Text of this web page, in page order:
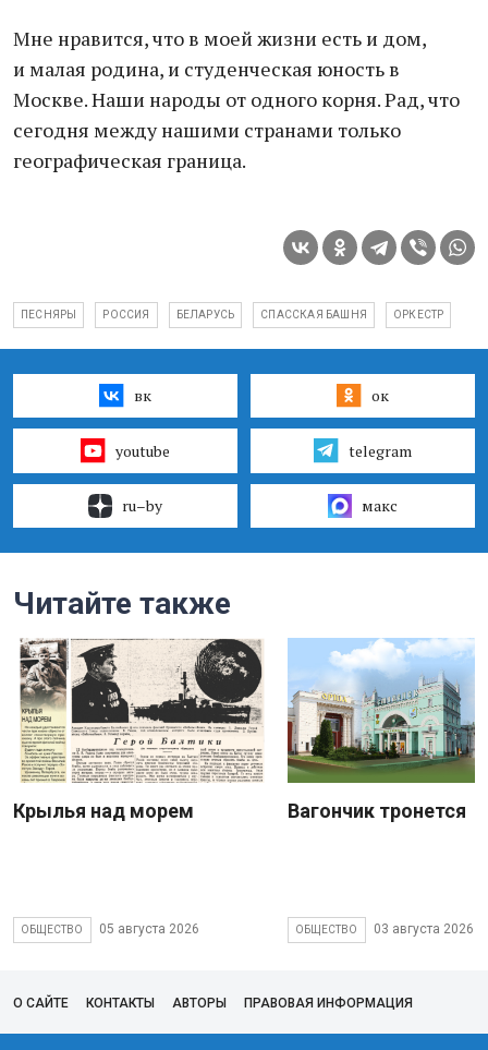
Мне нравится, что в моей жизни есть и дом,
и малая родина, и студенческая юность в
Москве. Наши народы от одного корня. Рад, что
сегодня между нашими странами только
географическая граница.
ПЕСНЯРЫ РОССИЯ БЕЛАРУСЬ СПАССКАЯ БАШНЯ ОРКЕСТР
вк ок
youtube telegram
ru–by макс
Читайте также
Крылья над морем
ОБЩЕСТВО 05 августа 2026
Вагончик тронется
ОБЩЕСТВО 03 августа 2026
О САЙТЕ КОНТАКТЫ АВТОРЫ ПРАВОВАЯ ИНФОРМАЦИЯ